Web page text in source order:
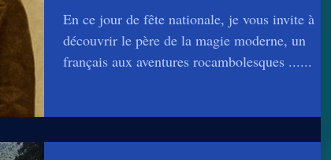
En ce jour de fête nationale, je vous invite à
découvrir le père de la magie moderne, un
français aux aventures rocambolesques ......